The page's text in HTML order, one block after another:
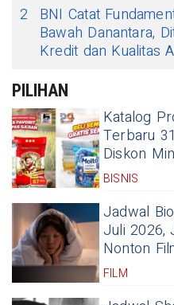
2
BNI Catat
Bawah Danantara,
Kredit dan Kualitas
PILIHAN
Katalog
Terbaru
Diskon
BISNIS
Jadwal
Juli 2026,
Nonton
FILM